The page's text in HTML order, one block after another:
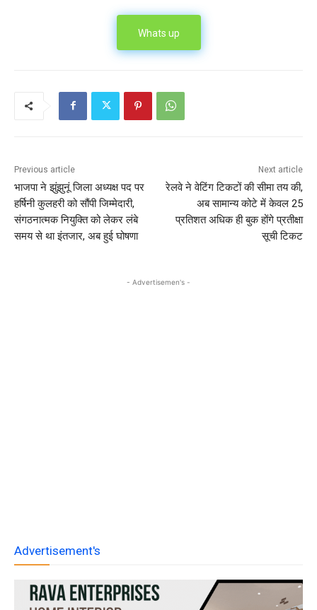
Whats up
Previous article
भाजपा ने झुंझुनूं जिला अध्यक्ष पद पर
हर्षिनी कुलहरी को सौंपी जिम्मेदारी,
संगठनात्मक नियुक्ति को लेकर लंबे
समय से था इंतजार, अब हुई घोषणा
Next article
रेलवे ने वेटिंग टिकटों की सीमा तय की,
अब सामान्य कोटे में केवल 25
प्रतिशत अधिक ही बुक होंगे प्रतीक्षा
सूची टिकट
- Advertisemen's -
Advertisement's